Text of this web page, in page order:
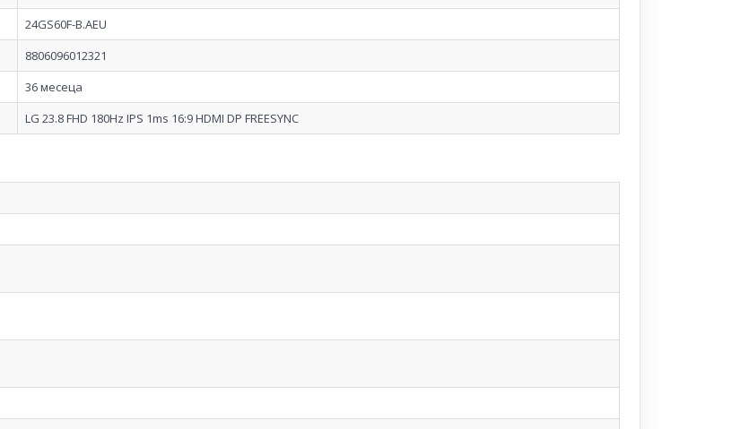
24GS60F-B.AEU
8806096012321
36 месеца
LG 23.8 FHD 180Hz IPS 1ms 16:9 HDMI DP FREESYNC